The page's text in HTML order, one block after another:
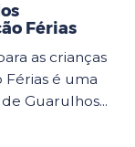
Férias
as crianças
é uma
Guarulhos...